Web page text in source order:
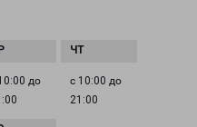
до
с 10:00 до
21:00